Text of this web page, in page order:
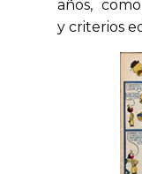
años,
y criterios